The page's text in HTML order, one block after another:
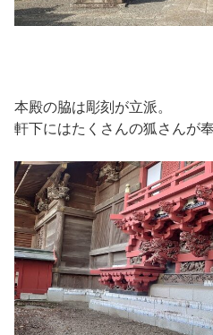
本殿の脇は彫刻が立派。
軒下にはたくさんの狐さんが